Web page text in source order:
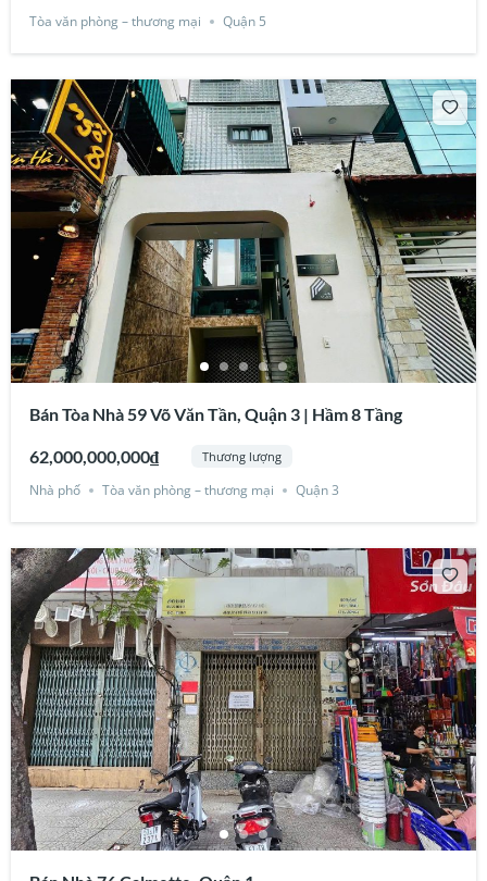
Tòa văn phòng – thương mại Quận 5
Bán Tòa Nhà 59 Võ Văn Tần, Quận 3 | Hầm 8 Tầng
62,000,000,000₫ Thương lượng
Nhà phố Tòa văn phòng – thương mại Quận 3